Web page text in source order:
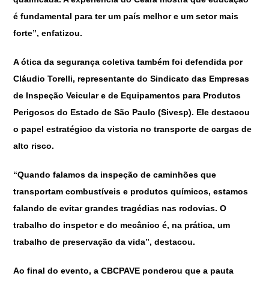
é fundamental para ter um país melhor e um setor mais
forte”, enfatizou.
A ótica da segurança coletiva também foi defendida por
Cláudio Torelli, representante do Sindicato das Empresas
de Inspeção Veicular e de Equipamentos para Produtos
Perigosos do Estado de São Paulo (Sivesp). Ele destacou
o papel estratégico da vistoria no transporte de cargas de
alto risco.
“Quando falamos da inspeção de caminhões que
transportam combustíveis e produtos químicos, estamos
falando de evitar grandes tragédias nas rodovias. O
trabalho do inspetor e do mecânico é, na prática, um
trabalho de preservação da vida”, destacou.
Ao final do evento, a CBCPAVE ponderou que a pauta